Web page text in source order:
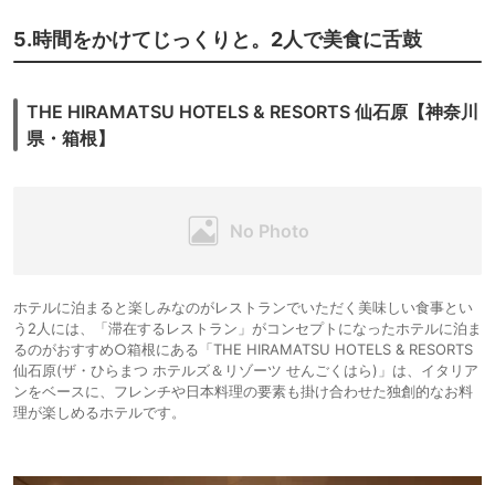
5.時間をかけてじっくりと。2人で美食に舌鼓
THE HIRAMATSU HOTELS & RESORTS 仙石原【神奈川
県・箱根】
ホテルに泊まると楽しみなのがレストランでいただく美味しい食事とい
う2人には、「滞在するレストラン」がコンセプトになったホテルに泊ま
るのがおすすめ○箱根にある「THE HIRAMATSU HOTELS & RESORTS
仙石原(ザ・ひらまつ ホテルズ＆リゾーツ せんごくはら)」は、イタリア
ンをベースに、フレンチや日本料理の要素も掛け合わせた独創的なお料
理が楽しめるホテルです。